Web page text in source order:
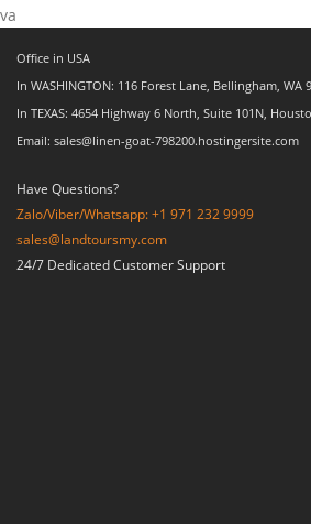
va
Office in USA
In WASHINGTON: 116 Forest Lane, Bellingham, WA
In TEXAS: 4654 Highway 6 North, Suite 101N,
Email: sales@linen-goat-798200.hostingersite.com
Have Questions?
Zalo/Viber/Whatsapp: +1 971 232 9999
sales@landtoursmy.com
24/7 Dedicated Customer Support